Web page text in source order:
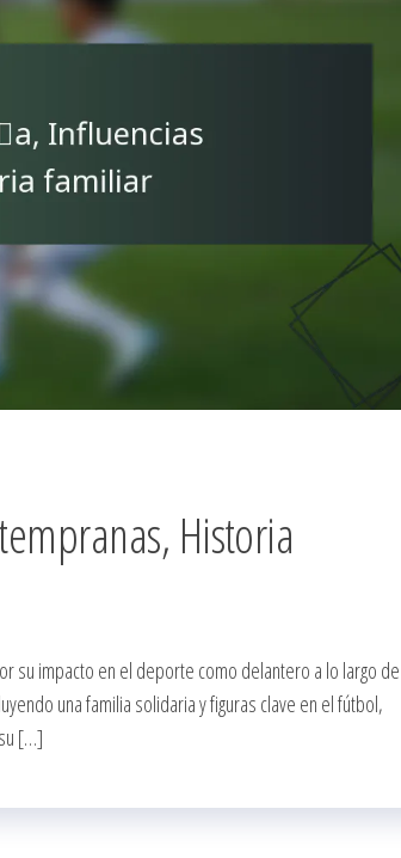
Historia
su impacto en el deporte como delantero a lo largo de
una familia solidaria y figuras clave en el fútbol,
[…]